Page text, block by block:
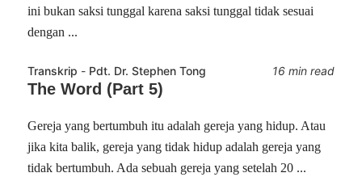
ini bukan saksi tunggal karena saksi tunggal tidak sesuai
dengan ...
Transkrip - Pdt. Dr. Stephen Tong 16 min read
The Word (Part 5)
Gereja yang bertumbuh itu adalah gereja yang hidup. Atau
jika kita balik, gereja yang tidak hidup adalah gereja yang
tidak bertumbuh. Ada sebuah gereja yang setelah 20 ...